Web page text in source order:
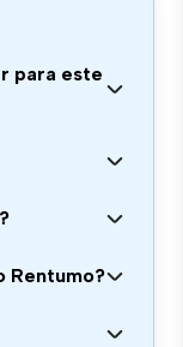
para este
Rentumo?